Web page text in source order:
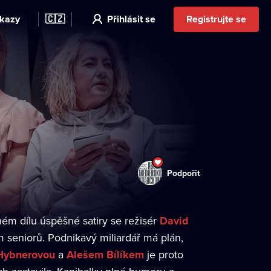
🇨🇿 Přihlásit se Registrujte se
Podpořit
dílu úspěšné satiry se režisér David
seniorů. Podnikavý miliardář má plán,
a Alešem Bílíkem je proto